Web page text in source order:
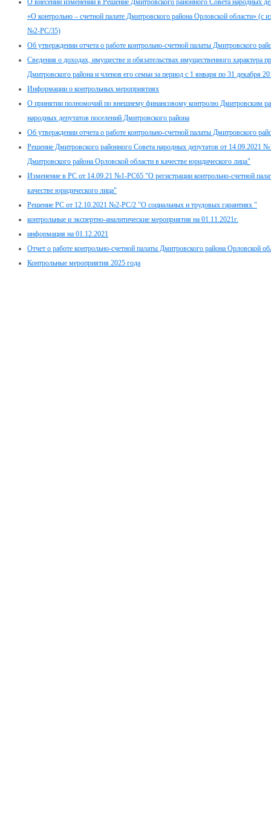
«О контрольно – счетной палате Дмитровского района Орловской области» (с
№2-РС/35)
Об утверждении отчета о работе контрольно-счетной палаты Дмитровского
Сведения о доходах, имуществе и обязательствах имущественного характера
Дмитровского района и членов его семьи за период с 1 января по 31 декабря
Информации о контрольных мероприятиях
О принятии полномочий по внешнему финансовому контролю Дмитровским
народных депутатов поселений Дмитровского района
Об утверждении отчета о работе контрольно-счетной палаты Дмитровского
Решение Дмитровского районного Совета народных депутатов от 14.09.2021
Дмитровского района Орловской области в качестве юридического лица"
Изменение в РС от 14.09.21 №1-РС65 "О регистрации контрольно-счетной
качестве юридического лица"
Решение РС от 12.10.2021 №2-РС/2 "О социальных и трудовых гарантиях "
контрольные и экспертно-аналитические мероприятия на 01.11.2021г.
информация на 01.12.2021
Отчет о работе контрольно-счетной палаты Дмитровского района Орловской
Контрольные мероприятия 2025 года